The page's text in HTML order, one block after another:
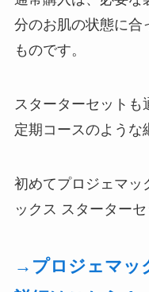
分のお肌の状態に合
ものです。
スターターセットも
定期コースのような
初めてプロジェマッ
ックス スターター
→プロジェマッ